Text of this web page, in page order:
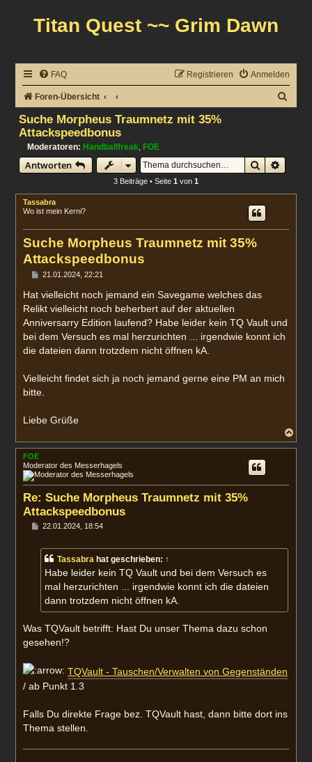
Titan Quest ~~ Grim Dawn
FAQ Anmelden
Registrieren
Foren-Übersicht
Suche Morpheus Traumnetz mit 35%
Attackspeedbonus
Moderatoren: Handballfreak ,FOE
Antworten Suche
3 Beiträge • Seite 1 von 1
Tassabra
Wo ist mein Kerni?
Suche Morpheus Traumnetz mit 35%
Attackspeedbonus
B
i
r
a
g
21.01.2024, 22:21
Hat vielleicht noch jemand ein Savegame welches das
Relikt vielleicht noch beherbert auf der aktuellen
Anniversarry Edition laufend? Habe leider kein TQ Vault und
bei dem Versuch es mal herzurichten ... irgendwie konnt ich
die dateien dann trotzdem nicht öffnen kA.
Vielleicht findet sich ja noch jemand gerne eine PM an mich
bitte.
Liebe Grüße
a
c
FOE
Moderator des Messerhagels
Re: Suche Morpheus Traumnetz mit 35%
Attackspeedbonus
B
t
22.01.2024, 18:54
Tassabra hat geschrieben: ↑
Habe leider kein TQ Vault und bei dem Versuch es
mal herzurichten ... irgendwie konnt ich die dateien
dann trotzdem nicht öffnen kA.
Was TQVault betrifft: Hast Du unser Thema dazu schon
gesehen!?
TQVault - Tauschen/Verwalten von Gegenständen
/ ab Punkt 1.3
Falls Du direkte Frage bez. TQVault hast, dann bitte dort ins
Thema stellen.